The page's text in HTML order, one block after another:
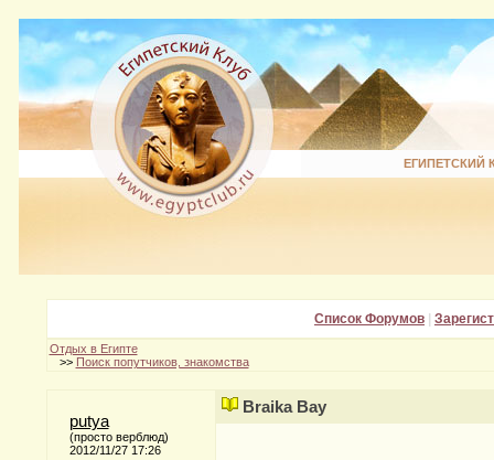
ЕГИПЕТСКИЙ
Список Форумов
Отдых в Египте
>> Поиск попутчиков, знакомства
putya
(просто верблюд)
2012/11/27 17:26
Braika Bay